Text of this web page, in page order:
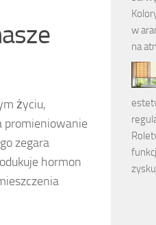
życiu,
promieniowanie
zegara
hormon
w
na